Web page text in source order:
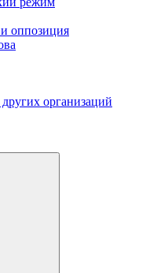
оппозиция
организаций